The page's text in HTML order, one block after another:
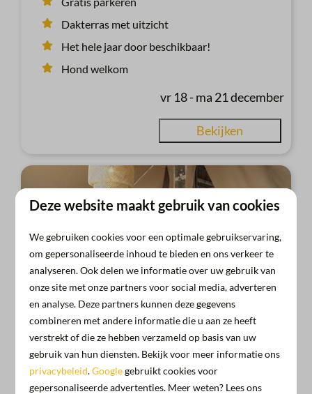
Dakterras met uitzicht
Het hele jaar door beschikbaar!
Hond welkom
vr 18 - ma 21 december
Bekijken
€ 572
Safarilodge met prive sanitair | 5
personen
Flevoland, Almere
Deze website maakt gebruik van cookies
We gebruiken cookies voor een optimale gebruikservaring,
om gepersonaliseerde inhoud te bieden en ons verkeer te
analyseren. Ook delen we informatie over uw gebruik van
onze site met onze partners voor social media, adverteren
en analyse. Deze partners kunnen deze gegevens
combineren met andere informatie die u aan ze heeft
verstrekt of die ze hebben verzameld op basis van uw
gebruik van hun diensten. Bekijk voor meer informatie ons
privacybeleid.Googlegebruikt cookies voor
gepersonaliseerde advertenties. Meer weten? Lees ons